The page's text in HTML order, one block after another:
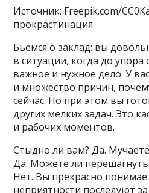
Источник: Freepik.com/
прокрастинация
Бьемся о заклад: вы
в ситуации, когда до упора
важное и нужное дело. У
и множество причин,
сейчас. Но при этом вы
других мелких задач. Это
и рабочих моментов.
Стыдно ли вам? Да.
Да. Можете ли
Нет. Вы прекрасно
неприятности последуют